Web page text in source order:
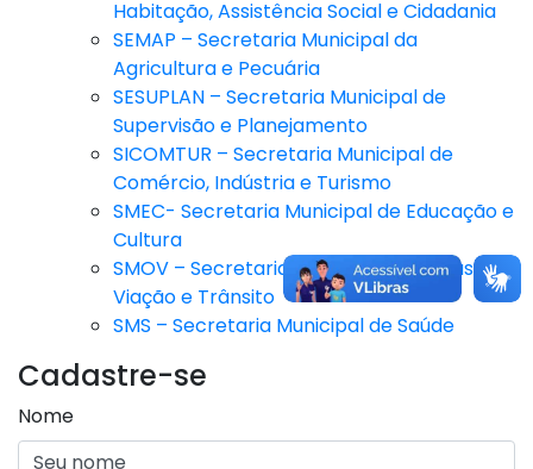
Habitação, Assistência Social e Cidadania
SEMAP – Secretaria Municipal da
Agricultura e Pecuária
SESUPLAN – Secretaria Municipal de
Supervisão e Planejamento
SICOMTUR – Secretaria Municipal de
Comércio, Indústria e Turismo
SMEC- Secretaria Municipal de Educação e
Cultura
SMOV – Secretaria Municipal de Obras,
Viação e Trânsito
SMS – Secretaria Municipal de Saúde
Cadastre-se
Nome